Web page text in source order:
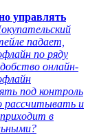
управлять
падает,
по ряду
онлайн-
под контроль
рассчитывать и
в